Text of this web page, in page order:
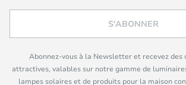
S'ABONNER
Abonnez-vous à la Newsletter et recevez des
attractives, valables sur notre gamme de
lampes solaires et de produits pour la maison